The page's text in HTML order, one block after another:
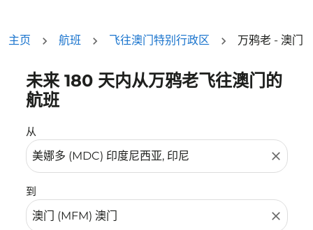
主页 航班 飞往澳门特别行政区 万鸦老 - 澳门
未来 180 天内从万鸦老飞往澳门的
航班
从
close
到
close
没有符合您的筛选条件的机票。请调整您的筛选条件。